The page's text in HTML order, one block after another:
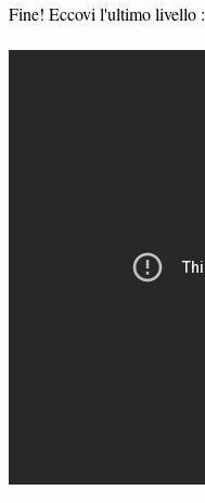
Fine! Eccovi l'ultimo livello :